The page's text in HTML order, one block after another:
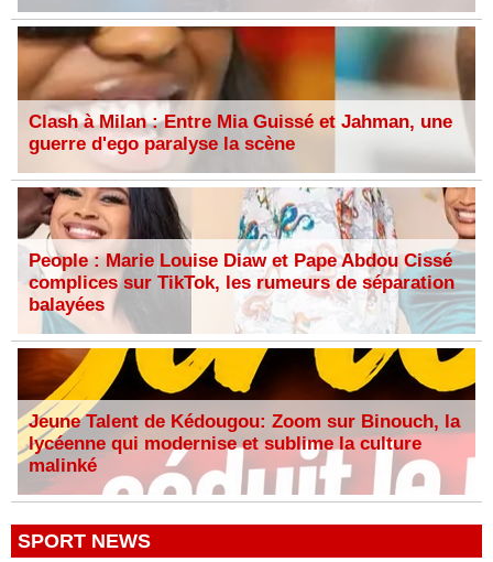
Clash à Milan : Entre Mia Guissé et Jahman, une
guerre d'ego paralyse la scène
People : Marie Louise Diaw et Pape Abdou Cissé
complices sur TikTok, les rumeurs de séparation
balayées
Jeune Talent de Kédougou: Zoom sur Binouch, la
lycéenne qui modernise et sublime la culture
malinké
SPORT NEWS